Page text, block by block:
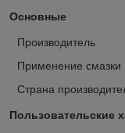
Основные
Производитель
Применение смазки
Страна
Пользовательские